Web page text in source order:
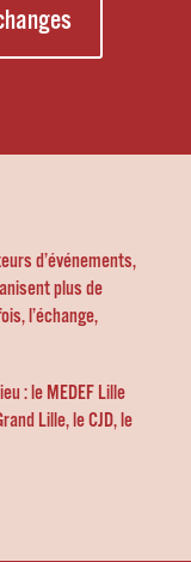
d’événements,
plus de
l’échange,
:le MEDEF Lille
Lille,le CJD,le